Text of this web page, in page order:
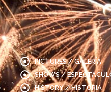
PICTURES / GALERÍA
SHOWS /
HISTORY / HISTORIA